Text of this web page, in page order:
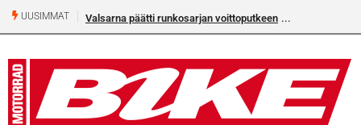
UUSIMMAT Valsarna päätti runkosarjan voittoputkeen